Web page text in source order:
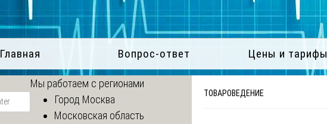
Главная Вопрос-ответ Цены и тарифы
ТОВАРОВЕДЕНИЕ
Мы работаем с регионами
Город Москва
Московская область